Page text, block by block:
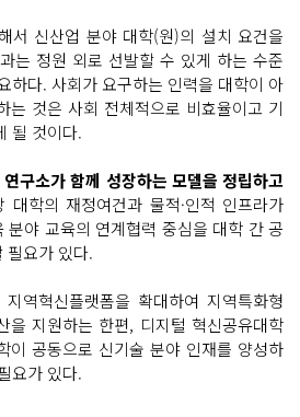
서 신산업 분야 대학(원)의 설치 요건을
는 정원 외로 선발할 수 있게 하는 수준
하다. 사회가 요구하는 인력을 대학이 아
는 것은 사회 전체적으로 비효율이고 기
될 것이다.
구소가 함께 성장하는 모델을 정립하고
대학의 재정여건과 물적·인적 인프라가
분야 교육의 연계협력 중심을 대학 간 공
필요가 있다.
역혁신플랫폼을 확대하여 지역특화형
을 지원하는 한편, 디지털 혁신공유대학
이 공동으로 신기술 분야 인재를 양성하
요가 있다.